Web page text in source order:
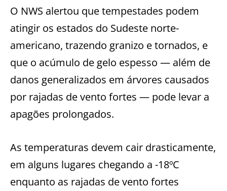
O NWS alertou que tempestades podem
atingir os estados do Sudeste norte-
americano, trazendo granizo e tornados, e
que o acúmulo de gelo espesso — além de
danos generalizados em árvores causados
por rajadas de vento fortes — pode levar a
apagões prolongados.
As temperaturas devem cair drasticamente,
em alguns lugares chegando a -18ºC
enquanto as rajadas de vento fortes